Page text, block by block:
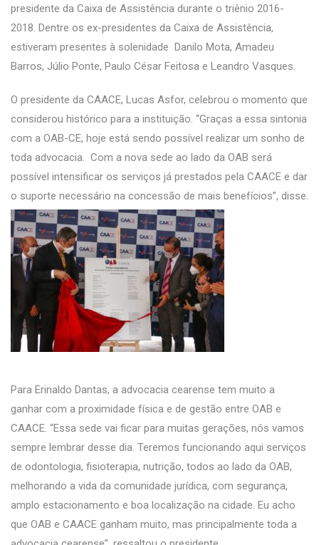
presidente da Caixa de Assistência durante o triênio 2016-
2018. Dentre os ex-presidentes da Caixa de Assistência,
estiveram presentes à solenidade Danilo Mota, Amadeu
Barros, Júlio Ponte, Paulo César Feitosa e Leandro Vasques.
O presidente da CAACE, Lucas Asfor, celebrou o momento que
considerou histórico para a instituição. “Graças a essa sintonia
com a OAB-CE, hoje está sendo possível realizar um sonho de
toda advocacia. Com a nova sede ao lado da OAB será
possível intensificar os serviços já prestados pela CAACE e dar
o suporte necessário na concessão de mais benefícios”, disse.
Para Erinaldo Dantas, a advocacia cearense tem muito a
ganhar com a proximidade física e de gestão entre OAB e
CAACE. “Essa sede vai ficar para muitas gerações, nós vamos
sempre lembrar desse dia. Teremos funcionando aqui serviços
de odontologia, fisioterapia, nutrição, todos ao lado da OAB,
melhorando a vida da comunidade jurídica, com segurança,
amplo estacionamento e boa localização na cidade. Eu acho
que OAB e CAACE ganham muito, mas principalmente toda a